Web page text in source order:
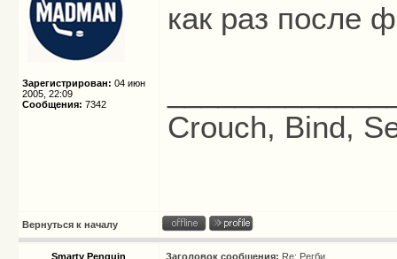
Зарегистрирован: 04 июн
2005, 22:09
Сообщения: 7342
как раз после
Crouch, Bind,
Вернуться к началу
Smarty Penguin Заголовок сообщения: Re: Регби